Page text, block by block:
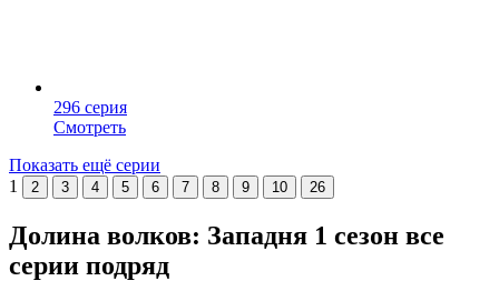
296 серия
Смотреть
Показать ещё серии
1
2 3 4 5 6 7 8 9 10 26
Долина волков: Западня 1 сезон все
серии подряд